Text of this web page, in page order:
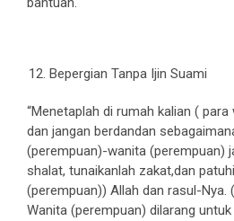
Bepergian Tanpa Ijin Suami
“Menetaplah di rumah kalian (
dan jangan berdandan
(perempuan)-wanita (perempuan)
shalat, tunaikanlah zakat,dan
(perempuan)) Allah dan rasul-Nya.
Wanita (perempuan) dilarang